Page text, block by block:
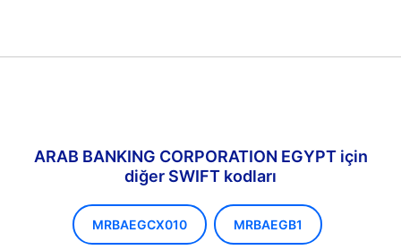
ARAB BANKING CORPORATION EGYPT için
diğer SWIFT kodları
MRBAEGCX010 MRBAEGB1